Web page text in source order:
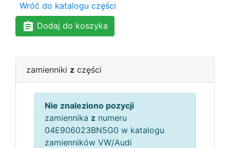
Wróć do katalogu części
Dodaj do koszyka
zamienniki z części
Nie znaleziono pozycji
zamiennika z numeru
04E906023BN5G0 w katalogu
zamienników VW/Audi